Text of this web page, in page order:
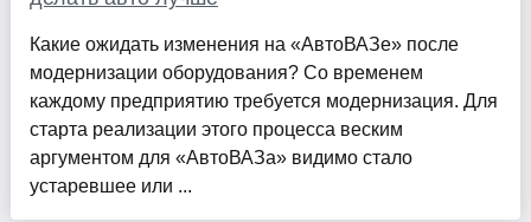
Какие ожидать изменения на «АвтоВАЗе» после
модернизации оборудования? Со временем
каждому предприятию требуется модернизация. Для
старта реализации этого процесса веским
аргументом для «АвтоВАЗа» видимо стало
устаревшее или ...